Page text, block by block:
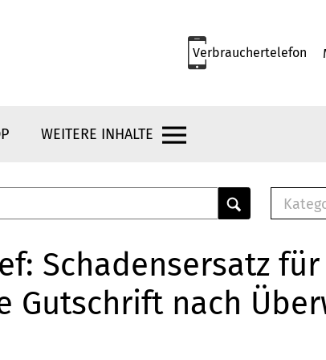
Verbrauchertelefon
WEITERE INHALTE
E-
Schadensersatz für
Gutschrift nach